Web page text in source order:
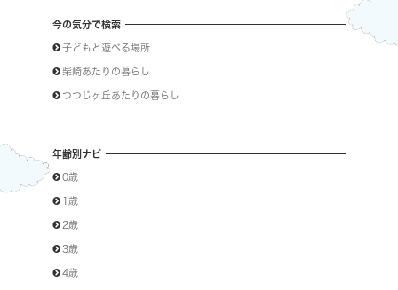
今の気分で検索
子どもと遊べる場所
柴崎あたりの暮らし
つつじヶ丘あたりの暮らし
年齢別ナビ
0歳
1歳
2歳
3歳
4歳